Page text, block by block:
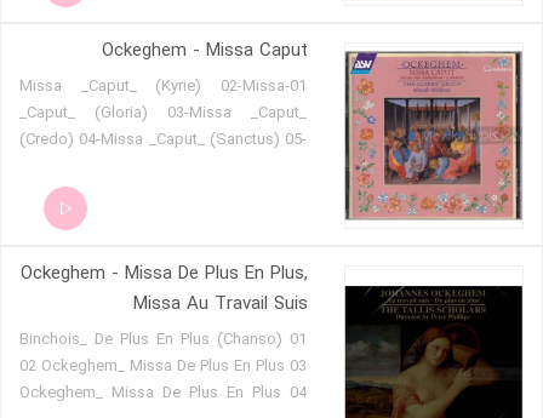
Ockeghem - Missa Caput
01-Missa _Caput_ (Kyrie) 02-Missa
_Caput_ (Gloria) 03-Missa _Caput_
(Credo) 04-Missa _Caput_ (Sanctus) 05-
Ockeghem - Missa De Plus En Plus,
Missa Au Travail Suis
01 Binchois_ De Plus En Plus (Chanso)
02 Ockeghem_ Missa De Plus En Plus 03
Ockeghem_ Missa De Plus En Plus 04